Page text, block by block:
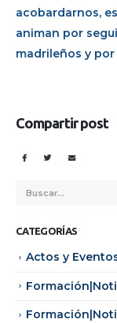
acobardarnos,
animan por
madrileños y
Compartir post
CATEGORÍAS
Actos y